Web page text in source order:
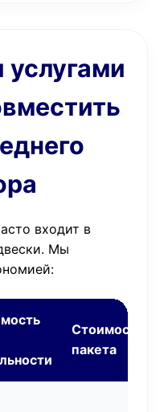
входит в
Мы
Стоимость
пакета